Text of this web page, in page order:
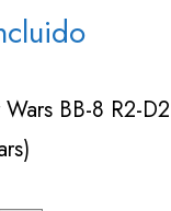
BB-8 R2-